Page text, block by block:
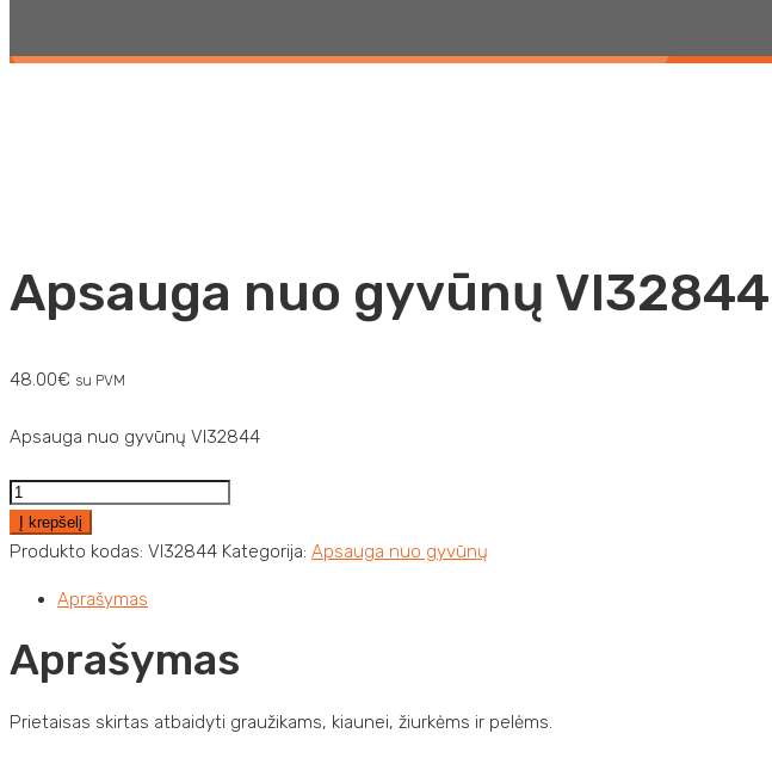
Apsauga nuo gyvūnų VI32844
48.00€ su PVM
Apsauga nuo gyvūnų VI32844
produkto
kiekis:
Apsauga
gyvūnų
VI32844
Į krepšelį
Produkto kodas: VI32844 Kategorija: Apsauga nuo gyvūnų
Aprašymas
Aprašymas
Prietaisas skirtas atbaidyti graužikams, kiaunei, žiurkėms ir pelėms.